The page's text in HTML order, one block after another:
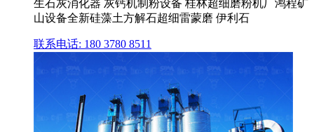
生石灰消化器 灰钙机制粉设备 桂林超细磨粉机厂鸿程矿
山设备全新硅藻土方解石超细雷蒙磨 伊利石
联系电话: 180 3780 8511